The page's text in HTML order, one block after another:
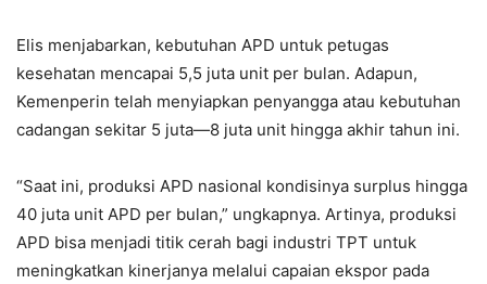
Elis menjabarkan, kebutuhan APD untuk petugas
kesehatan mencapai 5,5 juta unit per bulan. Adapun,
Kemenperin telah menyiapkan penyangga atau kebutuhan
cadangan sekitar 5 juta—8 juta unit hingga akhir tahun ini.
“Saat ini, produksi APD nasional kondisinya surplus hingga
40 juta unit APD per bulan,” ungkapnya. Artinya, produksi
APD bisa menjadi titik cerah bagi industri TPT untuk
meningkatkan kinerjanya melalui capaian ekspor pada